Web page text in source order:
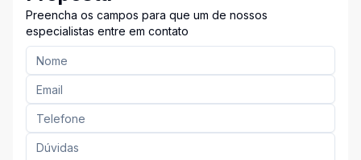
Preencha os campos para que um de nossos
especialistas entre em contato